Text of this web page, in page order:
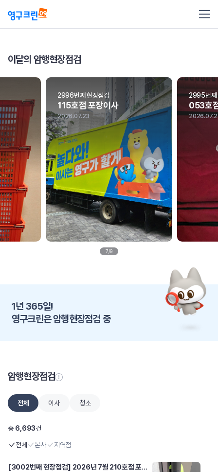
암행현장점검
이달의 암행현장점검
2996번째 현장점검
115호점 포장이사
2026.07.23
2995번째
053호
7/9
1년 365일!
영구크린은 암행현장점검 중
암행현장점검
전체 이사 청소
총 6,693건
전체 본사 지역점
[3002번째 현장점검] 2026년 7월 210호점 포장이사